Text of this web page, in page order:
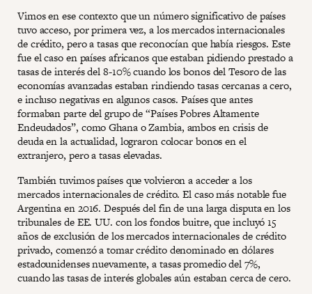
Vimos en ese contexto que un número significativo de países
tuvo acceso, por primera vez, a los mercados internacionales
de crédito, pero a tasas que reconocían que había riesgos. Este
fue el caso en países africanos que estaban pidiendo prestado a
tasas de interés del 8-10% cuando los bonos del Tesoro de las
economías avanzadas estaban rindiendo tasas cercanas a cero,
e incluso negativas en algunos casos. Países que antes
formaban parte del grupo de “Países Pobres Altamente
Endeudados”, como Ghana o Zambia, ambos en crisis de
deuda en la actualidad, lograron colocar bonos en el
extranjero, pero a tasas elevadas.
También tuvimos países que volvieron a acceder a los
mercados internacionales de crédito. El caso más notable fue
Argentina en 2016. Después del fin de una larga disputa en los
tribunales de EE. UU. con los fondos buitre, que incluyó 15
años de exclusión de los mercados internacionales de crédito
privado, comenzó a tomar crédito denominado en dólares
estadounidenses nuevamente, a tasas promedio del 7%,
cuando las tasas de interés globales aún estaban cerca de cero.